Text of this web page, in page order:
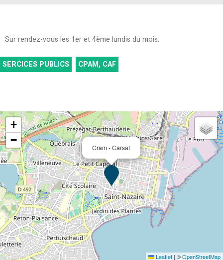
Sur rendez-vous les 1er et 4ème lundis du mois.
SERCICES PUBLICS CPAM, CAF
Cram - Carsat
+
−
Leaflet | ©OpenStreetMap